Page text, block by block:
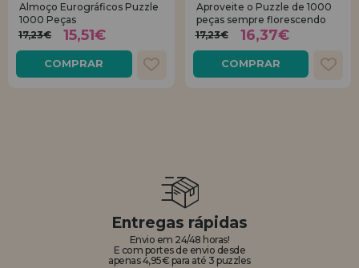
Almoço Eurográficos Puzzle
1000 Peças
17,23€
15,51€
COMPRAR
Aproveite o Puzzle de 1000
peças sempre florescendo
17,23€
16,37€
COMPRAR
Entregas rápidas
Envio em 24/48 horas!
E com portes de envio desde
apenas 4,95€ para até 3 puzzles